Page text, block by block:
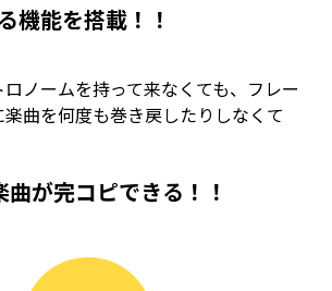
機能を搭載！！
ノームを持って来なくても、フレー
曲を何度も巻き戻したりしなくて
が完コピできる！！